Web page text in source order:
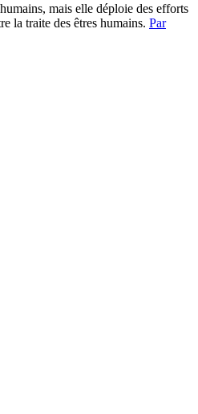
mais elle déploie des efforts
la traite des êtres humains. Par